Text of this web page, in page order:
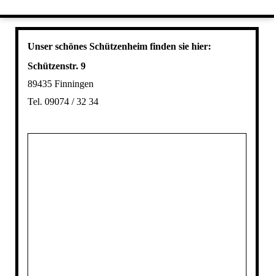
Unser schönes Schützenheim finden sie hier:
Schützenstr. 9
89435 Finningen
Tel. 09074 / 32 34